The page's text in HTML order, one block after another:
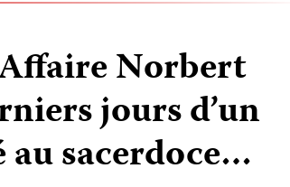
Norbert
jours d’un
au sacerdoce…